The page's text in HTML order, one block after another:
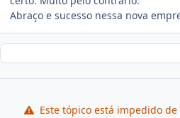
Abraço e sucesso nessa nova
Este tópico está impedido